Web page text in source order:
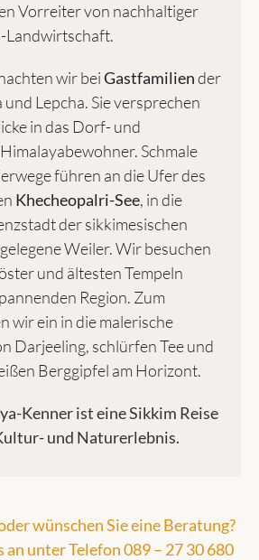
Vorreiter von nachhaltiger
Landwirtschaft.
wir beiGastfamiliender
Lepcha. Sie versprechen
in das Dorf- und
Schmale
führen an die Ufer des
Khecheopalri-See, in die
der sikkimesischen
Weiler. Wir besuchen
und ältesten Tempeln
Region. Zum
wir ein in die malerische
Darjeeling, schlürfen Tee und
Berggipfel am Horizont.
Kenner ist eine Sikkim Reise
und Naturerlebnis.
wünschen Sie eine Beratung?
an unter Telefon 089 – 27 30 680